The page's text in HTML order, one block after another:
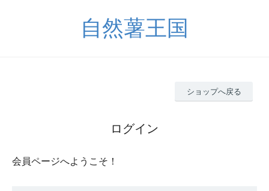
自然薯王国
ショップへ戻る
ログイン
会員ページへようこそ！